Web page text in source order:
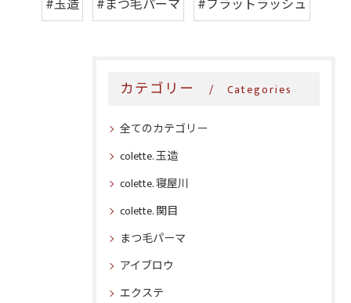
#玉造 #まつ毛パーマ #フラットラッシュ
カテゴリー Categories
全てのカテゴリー
colette. 玉造
colette. 寝屋川
colette. 関目
まつ毛パーマ
アイブロウ
エクステ